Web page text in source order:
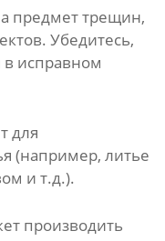
предмет трещин,
Убедитесь,
в исправном
для
(например, литье
и т.д.).
производить